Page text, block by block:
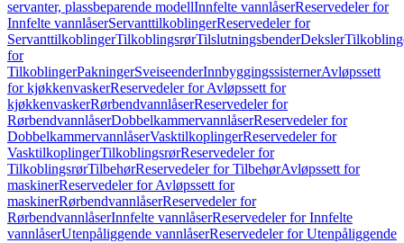
servanter, plassbeparende modellInnfelte vannlåserReservedeler for
Innfelte vannlåserServanttilkoblingerReservedeler for
ServanttilkoblingerTilkoblingsrørTilslutningsbenderDeksler
for
TilkoblingerPakningerSveiseenderInnbyggingssisternerAvløpssett
for kjøkkenvaskerReservedeler for Avløpssett for
kjøkkenvaskerRørbendvannlåserReservedeler for
RørbendvannlåserDobbelkammervannlåserReservedeler for
DobbelkammervannlåserVasktilkoplingerReservedeler for
VasktilkoplingerTilkoblingsrørReservedeler for
TilkoblingsrørTilbehørReservedeler for TilbehørAvløpssett for
maskinerReservedeler for Avløpssett for
maskinerRørbendvannlåserReservedeler for
RørbendvannlåserInnfelte vannlåserReservedeler for Innfelte
vannlåserUtenpåliggende vannlåserReservedeler for Utenpåliggende